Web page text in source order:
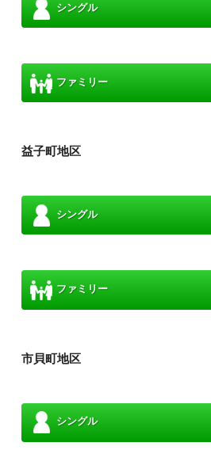
シングル
ファミリー
益子町地区
シングル
ファミリー
市貝町地区
シングル